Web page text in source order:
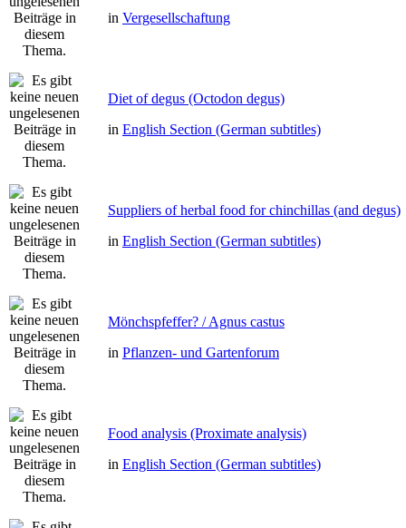
in Vergesellschaftung
Diet of degus (Octodon degus)
in English Section (German subtitles)
Suppliers of herbal food for chinchillas (and degus)
in English Section (German subtitles)
Mönchspfeffer? / Agnus castus
in Pflanzen- und Gartenforum
Food analysis (Proximate analysis)
in English Section (German subtitles)